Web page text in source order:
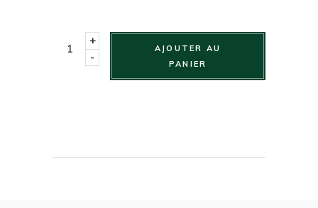
-
+
AJOUTER AU
PANIER